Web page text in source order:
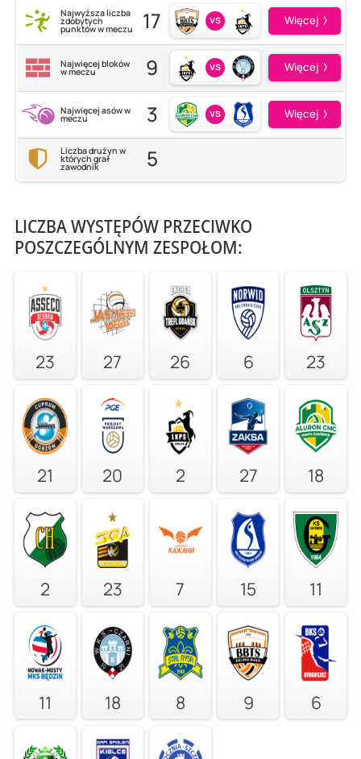
Najwyższa liczba
zdobytych
punktów w meczu 17 vs Więcej
Najwięcej bloków
w meczu 9 vs Więcej
Najwięcej asów w
meczu 3 vs Więcej
Liczba drużyn w
których grał
zawodnik 5
LICZBA WYSTĘPÓW PRZECIWKO
POSZCZEGÓLNYM ZESPOŁOM:
23 27 26 6 23
21 20 2 27 18
2 23 7 15 11
11 18 8 9 6